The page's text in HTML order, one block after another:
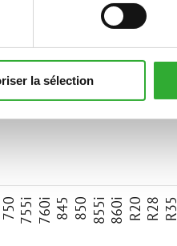
la sélection
750 755i
compatible
760i
compatible
845
compatible
850
compatible
855i
compatible
860i
compatible
R20
adaptable
R28
adaptable
R35